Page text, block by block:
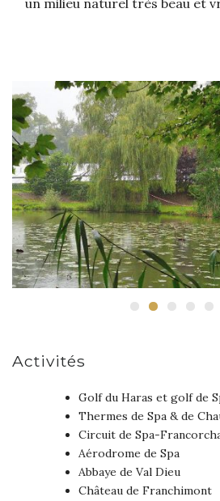
Activités
Golf du Haras et golf de
Thermes de Spa & de
Circuit de Spa-
Aérodrome de Spa
Abbaye de Val Dieu
Château de Franchimont